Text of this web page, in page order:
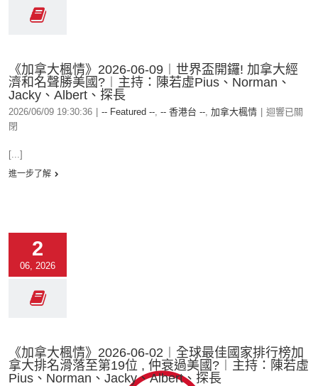
《加拿大楓情》2026-06-09︱世界盃開鑼! 加拿大經
濟和名聲勝美國?︱主持：陳若虛Pius、Norman、
Jacky、Albert、探長
2026/06/09 19:30:36 -- Featured --, -- 香港台 --, 加拿大楓情
迴響已關
閉
[...]
進一步了解
2
06, 2026
《加拿大楓情》2026-06-02︱全球最佳國家排行榜加
拿大排名滑落至第19位 , 仲衰過美國?︱主持：陳若虛
Pius、Norman、Jacky、Albert、探長